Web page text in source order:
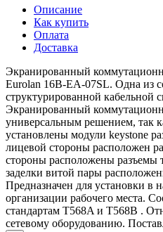
Описание
Как купить
Оплата
Доставка
Экранированный
Eurolan 16B-EA-07SL. Одна из
структурированной кабельной
Экранированный
универсальным решением, так
установлены модули keystone
лицевой стороны расположен
стороны расположены разъемы
заделки витой пары
Предназначен для установки в
организации рабочего места.
стандартам T568A и T568B .
сетевому оборудованию.